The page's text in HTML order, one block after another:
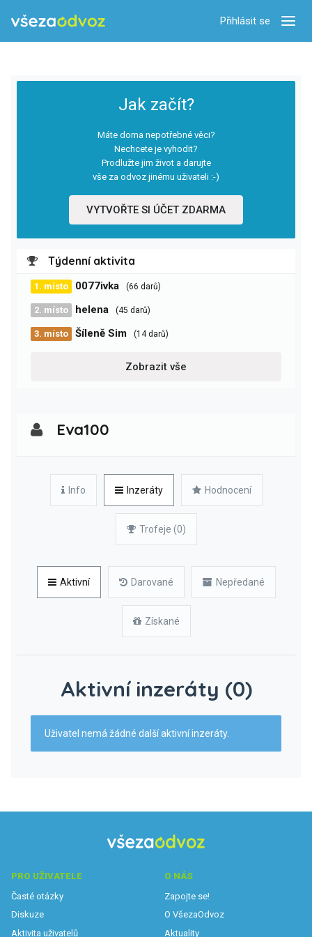
Přihlásit se
Jak začít?
Máte doma nepotřebné věci?
Nechcete je vyhodit?
Prodlužte jim život a darujte
vše za odvoz jinému uživateli :-)
VYTVOŘTE SI ÚČET ZDARMA
Týdenní aktivita
1. místo 0077ivka (66 darů)
2. místo helena (45 darů)
3. místo Šíleně Sim (14 darů)
Zobrazit vše
Eva100
Info Inzeráty Hodnocení
Trofeje (0)
Aktivní Darované Nepředané
Získané
Aktivní inzeráty (0)
Uživatel nemá žádné další aktivní inzeráty.
PRO UŽIVATELE
Časté otázky
Diskuze
Aktivita uživatelů
O NÁS
Zapojte se!
O VšezaOdvoz
Aktuality